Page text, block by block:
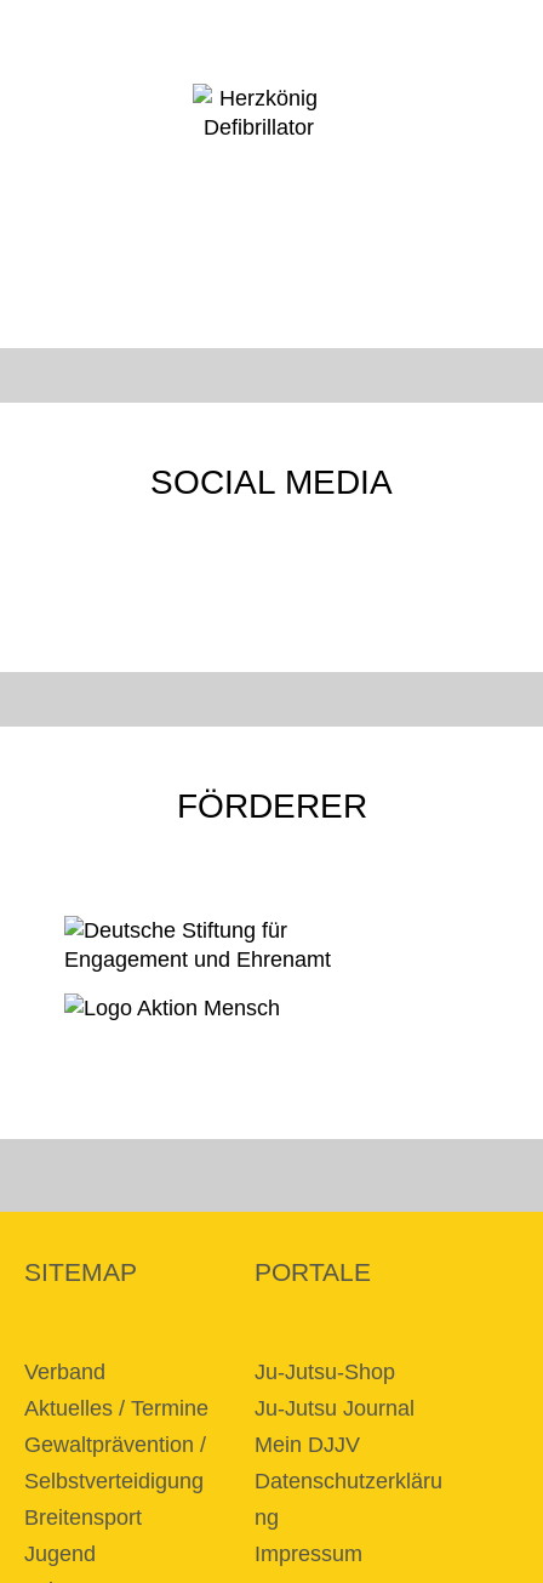
SOCIAL MEDIA
FÖRDERER
SITEMAP
Verband
Aktuelles / Termine
Gewaltprävention /
Selbstverteidigung
Breitensport
Jugend
PORTALE
Ju-Jutsu-Shop
Ju-Jutsu Journal
Mein DJJV
Datenschutzerkläru
ng
Impressum